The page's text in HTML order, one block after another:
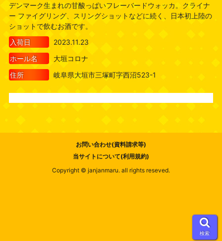
デンマーク生まれの甘酸っぱいフレーバードウォッカ。クライナ
ー ファイグリング、スリングショットなどに続く、日本初上陸の
ショットで飲むお酒です。
入荷日
2023.11.23
ホール名
大垣コロナ
住所
岐阜県大垣市三塚町字西沼523-1
お問い合わせ(資料請求等)
当サイトについて(利用規約)
Copyright © janjanmaru. all rights reseved.
検索